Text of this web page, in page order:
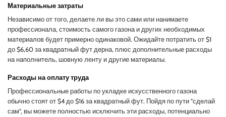
Материальные затраты
Независимо от того, делаете ли вы это сами или нанимаете
профессионала, стоимость самого газона и других необходимых
материалов будет примерно одинаковой. Ожидайте потратить от $1
до $6,60 за квадратный фут дерна, плюс дополнительные расходы
на наполнитель, шовную ленту и другие материалы.
Расходы на оплату труда
Профессиональные работы по укладке искусственного газона
обычно стоят от $4 до $16 за квадратный фут. Пойдя по пути "сделай
сам", вы можете полностью исключить эти расходы, потенциально